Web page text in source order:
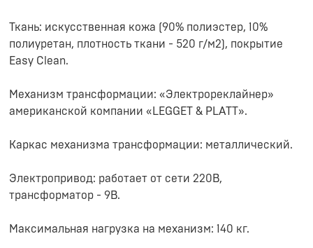
Ткань: искусственная кожа (90% полиэстер, 10%
полиуретан, плотность ткани - 520 г/м2), покрытие
Easy Clean.
Механизм трансформации: «Электрореклайнер»
американской компании «LEGGET & PLATT».
Каркас механизма трансформации: металлический.
Электропривод: работает от сети 220В,
трансформатор - 9В.
Максимальная нагрузка на механизм: 140 кг.